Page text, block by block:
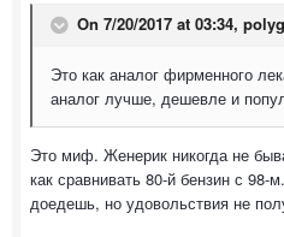
On 7/20/2017 at 03:34,
Это как аналог фирменного
аналог лучше, дешевле и
Это миф. Женерик никогда не
как сравнивать 80-й бензин с
доедешь, но удовольствия не